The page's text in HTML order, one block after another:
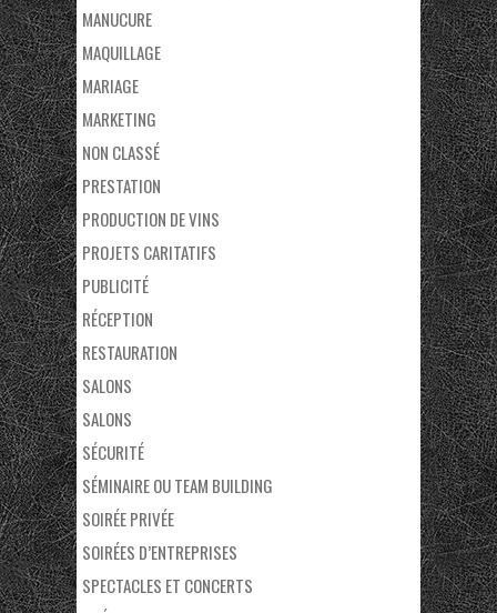
MANUCURE
MAQUILLAGE
MARIAGE
MARKETING
NON CLASSÉ
PRESTATION
PRODUCTION DE VINS
PROJETS CARITATIFS
PUBLICITÉ
RÉCEPTION
RESTAURATION
SALONS
SALONS
SÉCURITÉ
SÉMINAIRE OU TEAM BUILDING
SOIRÉE PRIVÉE
SOIRÉES D’ENTREPRISES
SPECTACLES ET CONCERTS